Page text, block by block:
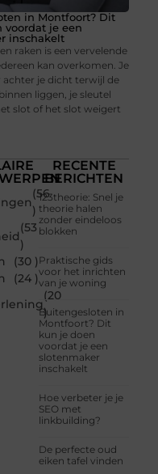
in Montfoort? Dit
voordat je een
inschakelt
raken is een vervelende
kan overkomen. Je
achter je dicht terwijl de
liggen, je sleutel
slot of het slot weigert
(56
)
(53
)
(30 )
(24 )
(20
)
RECENTE
BERICHTEN
123theorie: Snel je
theorie halen
zonder eindeloos
blokken
Praktische gids
voor het inrichten
van je woning
Buitengesloten in
Montfoort? Dit
kun je doen
voordat je een
slotenmaker
inschakelt
Hoe verbeter je je
SEO met
linkbuilding?
De perfecte oud
eiken tafel vinden